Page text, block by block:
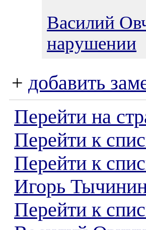
Василий
нарушении
+ добавить
Перейти на
Перейти к
Перейти к
Игорь
Перейти к